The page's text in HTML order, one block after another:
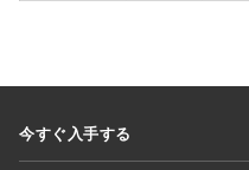
今すぐ入手する